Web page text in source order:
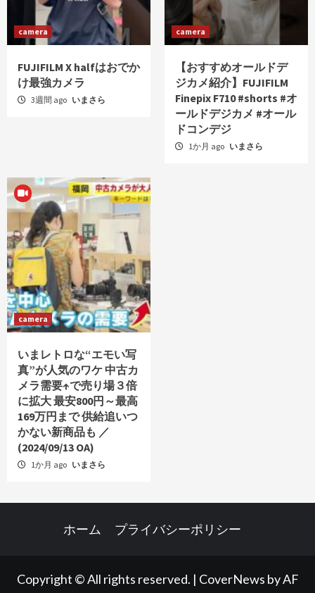
camera
FUJIFILM X halfはおでか
け最強カメラ
3週間 ago いまさら
camera
【おすすめオールドデ
ジカメ紹介】FUJIFILM
Finepix F710 #shorts #オ
ールドデジカメ #オール
ドコンデジ
1か月 ago いまさら
camera
いまレトロな“エモい写
真”が人気のワケ 中古カ
メラ需要↑で売り場３倍
に拡大 最安800円～最高
169万円まで 供給追いつ
かない新商品も ／
(2024/09/13 OA)
1か月 ago いまさら
ホーム プライバシーポリシー
Copyright © All rights reserved. | CoverNews by AF